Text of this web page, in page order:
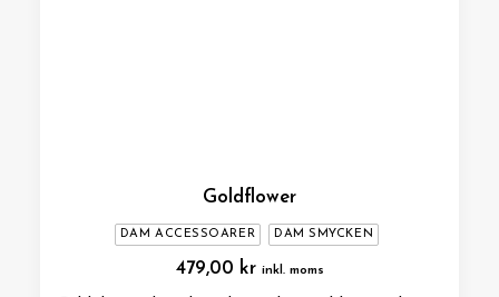
Goldflower
DAM ACCESSOARER DAM SMYCKEN
479,00 kr inkl. moms